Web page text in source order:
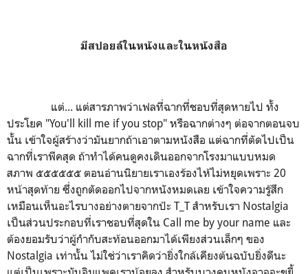
มีสปอยล์ในหนังและในหนังสือ
แต่... แต่สารภาพว่าเฟลที่ฉากที่ชอบที่สุดหายไป ทั้ง
ประโยค "You'll kill me if you stop" หรือฉากต่างๆ ต่อจากตอนจบ
นั้น เข้าใจผู้สร้างว่ามันยากถ้าเอาตามหนังสือ แต่ฉากที่ตัดไปเป็น
ฉากที่เราพีคสุด ถ้าทำได้คนดูคงเดินออกจากโรงมาแบบหมด
สภาพ ๕๕๕๕๕๕ ตอนอ่านนิยายเราเองร้องไห้ไม่หยุดเพราะ 20
หน้าสุดท้าย ซึ่งถูกตัดออกไปจากหนังหมดเลย เข้าใจความรู้สึก
เหมือนเห็นอะไรบางอย่างตายจากป้ะ T_T สำหรับเรา Nostalgia
เป็นส่วนประกอบที่เราชอบที่สุดใน Call me by your name และ
ต้องยอมรับว่าผู้กำกับสะท้อนออกมาได้เพียงส่วนเล็กๆ ของ
Nostalgia เท่านั้น ไม่ใช่ว่าเราคิดว่ายิ่งใกล้เคียงต้นฉบับยิ่งดีนะ